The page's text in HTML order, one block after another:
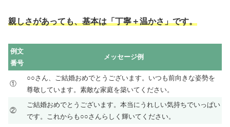
親しさがあっても、基本は「丁寧＋温かさ」です。
例文
番号
メッセージ例
①
○○さん、ご結婚おめでとうございます。いつも前向きな姿勢を
尊敬しています。素敵な家庭を築いてください。
②
ご結婚おめでとうございます。本当にうれしい気持ちでいっぱい
です。これからも○○さんらしく輝いてください。